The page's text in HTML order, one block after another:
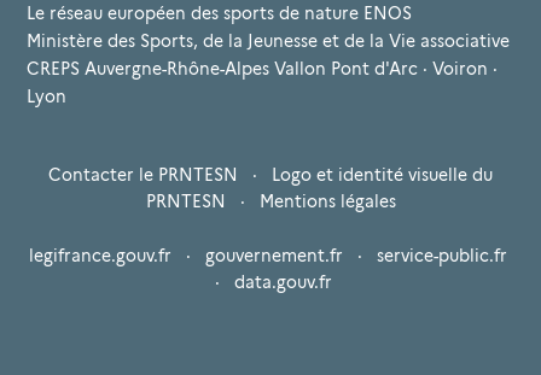
Le réseau européen des sports de nature ENOS
Ministère des Sports, de la Jeunesse et de la Vie associative
CREPS Auvergne-Rhône-Alpes Vallon Pont d'Arc · Voiron ·
Lyon
Contacter le PRNTESN ·
Logo et identité visuelle du
PRNTESN
· Mentions légales
legifrance.gouv.fr · gouvernement.fr · service-public.fr
· data.gouv.fr